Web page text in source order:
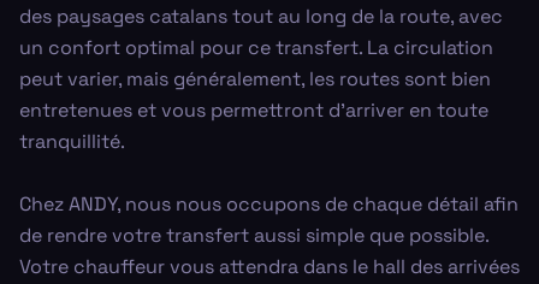
des paysages catalans tout au long de la route, avec
un confort optimal pour ce transfert. La circulation
peut varier, mais généralement, les routes sont bien
entretenues et vous permettront d'arriver en toute
tranquillité.
Chez ANDY, nous nous occupons de chaque détail afin
de rendre votre transfert aussi simple que possible.
Votre chauffeur vous attendra dans le hall des arrivées